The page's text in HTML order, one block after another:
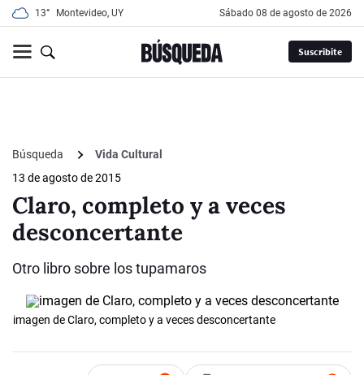
13° Montevideo, UY sábado 08 de agosto de 2026
Suscribite
Búsqueda
Vida Cultural
13 de agosto de 2015
Claro, completo y a veces
desconcertante
Otro libro sobre los tupamaros
imagen de Claro, completo y a veces desconcertante